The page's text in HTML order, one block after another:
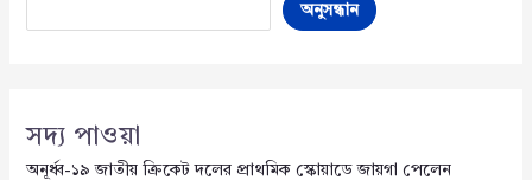
অনুসন্ধান
সদ্য পাওয়া
অনূর্ধ্ব-১৯ জাতীয় ক্রিকেট দলের প্রাথমিক স্কোয়াডে জায়গা পেলেন